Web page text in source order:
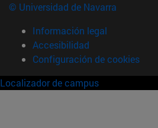
© Universidad de Navarra
Información legal
Accesibilidad
Configuración de cookies
Localizador de campus